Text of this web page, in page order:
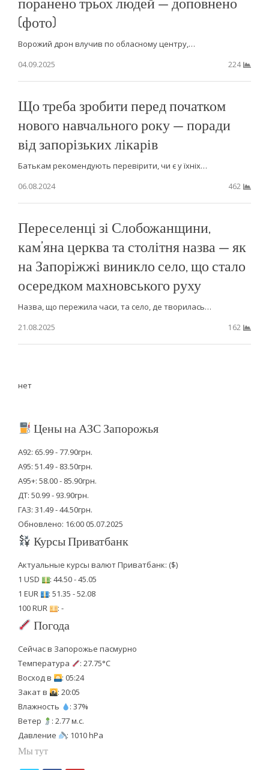
(фото)
Ворожий дрон влучив по обласному центру,…
04.09.2025
224
Що треба зробити перед початком
нового навчального року — поради
від запорізьких лікарів
Батькам рекомендують перевірити, чи є у їхніх…
06.08.2024
462
Переселенці зі Слобожанщини,
кам’яна церква та столітня назва — як
на Запоріжжі виникло село, що стало
осередком махновського руху
Назва, що пережила часи, та село, де творилась…
21.08.2025
162
нет
Цены на АЗС Запорожья
А92: 65.99 - 77.90грн.
А95: 51.49 - 83.50грн.
А95+: 58.00 - 85.90грн.
ДТ: 50.99 - 93.90грн.
ГАЗ: 31.49 - 44.50грн.
Обновлено: 16:00 05.07.2025
Курсы Приватбанк
Актуальные курсы валют Приватбанк: ($)
1 USD
: 44.50 - 45.05
1 EUR
: 51.35 - 52.08
100 RUR
: -
Погода
Сейчас в Запорожье пасмурно
Температура
: 27.75°C
Восход в
: 05:24
Закат в
: 20:05
Влажность
: 37%
Ветер
: 2.77 м.с.
Давление
: 1010 hPa
Мы тут